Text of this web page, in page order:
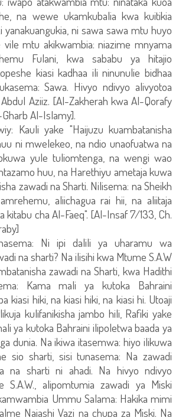
na wewe ukamkubalia kwa kuitikia
yanakuangukia, ni sawa sawa mtu huyo
mtu akikwambia: niazime mnyama
Fulani, kwa sababu ya hitajio
kiasi kadhaa ili ninunulie bidhaa
Sawa. Hivyo ndivyo alivyotoa
Aziiz. [Al-Zakherah kwa Al-Qorafy
Al-Islamy].
Kauli yake "Haijuzu kuambatanisha
ni mwelekeo, na ndio unaofuatwa na
yule tuliomtenga, na wengi wao
huu, na Harethiyu ametaja kuwa
zawadi na Sharti. Nilisema: na Sheikh
aliichagua rai hii, na aliitaja
kitabu cha Al-Faeq". [Al-Insaf 7/133, Ch.
Ni ipi dalili ya uharamu wa
na sharti? Na ilisihi kwa Mtume S.A.W
zawadi na Sharti, kwa Hadithi
Kama mali ya kutoka Bahraini
kiasi hiki, na kiasi hiki, na kiasi hi. Utoaji
kulifanikisha jambo hili, Rafiki yake
ya kutoka Bahraini ilipoletwa baada ya
dunia. Na ikiwa itasemwa: hiyo ilikuwa
sio sharti, sisi tunasema: Na zawadi
na sharti ni ahadi. Na hivyo ndivyo
S.A.W., alipomtumia zawadi ya Miski
Ummu Salama: Hakika mimi
Najashi Vazi na chupa za Miski. Na